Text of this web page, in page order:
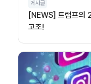
게시글
[NEWS] 트럼프의
고조!